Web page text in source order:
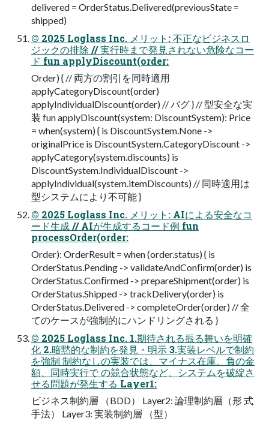
delivered = OrderStatus.Delivered(previousState =
shipped)
© 2025 Loglass Inc. メリット: 不正なビジネスロ
ジックの排除 // 実⾏時まで発⾒されない危険なコー
ド fun applyDiscount(order:
Order) { // 両⽅の割引を同時適⽤
applyCategoryDiscount(order)
applyIndividualDiscount(order) // バグ } // 型安全な実
装 fun applyDiscount(system: DiscountSystem): Price
= when(system) { is DiscountSystem.None ->
originalPrice is DiscountSystem.CategoryDiscount ->
applyCategory(system.discounts) is
DiscountSystem.IndividualDiscount ->
applyIndividual(system.itemDiscounts) // 同時適⽤は
型システムにより不可能 }
© 2025 Loglass Inc. メリット: AIによる安全なコ
ード⽣成 // AIが⽣成するコード例 fun
processOrder(order:
Order): OrderResult = when (order.status) { is
OrderStatus.Pending -> validateAndConﬁrm(order) is
OrderStatus.Conﬁrmed -> prepareShipment(order) is
OrderStatus.Shipped -> trackDelivery(order) is
OrderStatus.Delivered -> completeOrder(order) // 全
てのケースが強制的にハンドリングされる }
© 2025 Loglass Inc. 1.期待される振る舞いを明確
化 2.暗黙的な制約を発見・明示 3.実装レベルで制約
を強制 制約なしの実装では、マイナス在庫、負の⾦
額、同時実⾏で の競合状態など、システムを破綻さ
せる問題が発⽣する Layer1:
ビジネス制約層 （BDD） Layer2: 論理制約層（形 式
⼿法） Layer3: 実装制約層 （型）